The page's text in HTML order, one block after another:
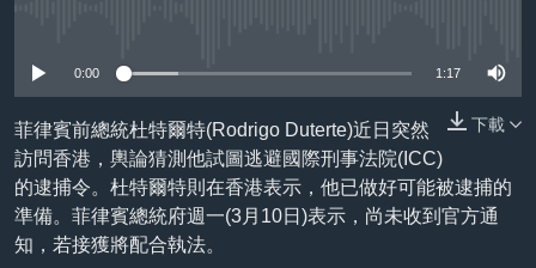
轉
到
檢
索
中國
國際
經貿
視頻
0:00 1:17
下載
菲律賓前總統杜特爾特(Rodrigo Duterte)近日突然
訪問香港，輿論猜測他試圖逃避國際刑事法院(ICC)
的逮捕令。杜特爾特則在香港表示，他已做好可能被逮捕的
準備。菲律賓總統府週一(3月10日)表示，尚未收到官方通
知，若接獲將配合執法。